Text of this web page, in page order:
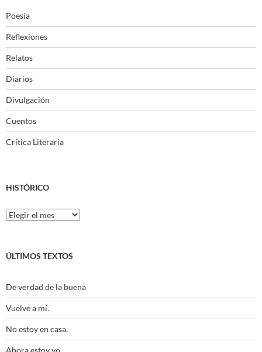
Poesía
Reflexiones
Relatos
Diarios
Divulgación
Cuentos
Crítica Literaria
HISTÓRICO
Histórico
ÚLTIMOS TEXTOS
De verdad de la buena
Vuelve a mí.
No estoy en casa.
Ahora estoy yo.